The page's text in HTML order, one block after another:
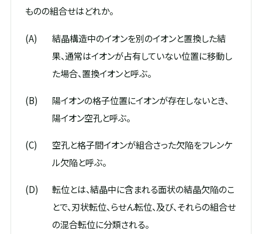
ものの組合せはどれか。
(A)
結晶構造中のイオンを別のイオンと置換した結
果、通常はイオンが占有していない位置に移動し
た場合、置換イオンと呼ぶ。
(B)
陽イオンの格子位置にイオンが存在しないとき、
陽イオン空孔と呼ぶ。
(C)
空孔と格子間イオンが組合さった欠陥をフレンケ
ル欠陥と呼ぶ。
(D)
転位とは、結晶中に含まれる面状の結晶欠陥のこ
とで、刃状転位、らせん転位、及び、それらの組合せ
の混合転位に分類される。